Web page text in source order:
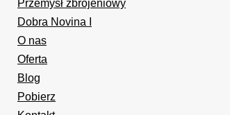
Przemysł zbrojeniowy
Dobra Novina I
O nas
Oferta
Blog
Pobierz